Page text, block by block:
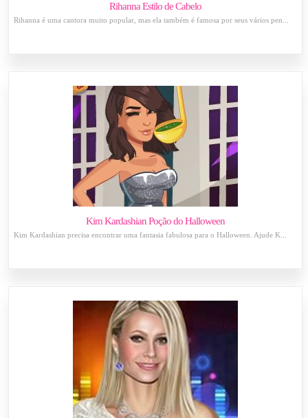
Rihanna Estilo de Cabelo
Rihanna é uma cantora muito popular, mas ela também é famosa por seus vários pen...
Kim Kardashian Poção do Halloween
Kim Kardashian precisa encontrar uma fantasia fabulosa para o Halloween. Ajude K...